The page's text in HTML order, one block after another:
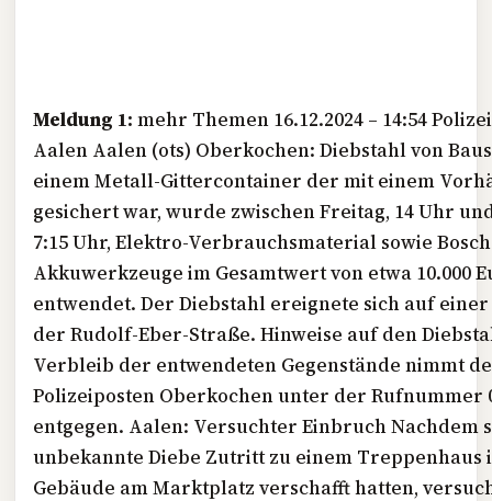
Meldung 1: mehr Themen 16.12.2024 – 14:54
Aalen Aalen (ots) Oberkochen: Diebstahl von
einem Metall-Gittercontainer der mit einem
gesichert war, wurde zwischen Freitag, 14 Uhr
7:15 Uhr, Elektro-Verbrauchsmaterial sowie
Akkuwerkzeuge im Gesamtwert von etwa 10.000
entwendet. Der Diebstahl ereignete sich auf
der Rudolf-Eber-Straße. Hinweise auf den
Verbleib der entwendeten Gegenstände nimmt
Polizeiposten Oberkochen unter der Rufnummer
entgegen. Aalen: Versuchter Einbruch Nachdem
unbekannte Diebe Zutritt zu einem Treppenhaus
Gebäude am Marktplatz verschafft hatten,